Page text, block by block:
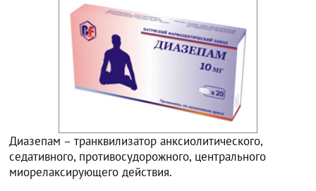
Диазепам – транквилизатор анксиолитического,
седативного, противосудорожного, центрального
миорелаксирующего действия.